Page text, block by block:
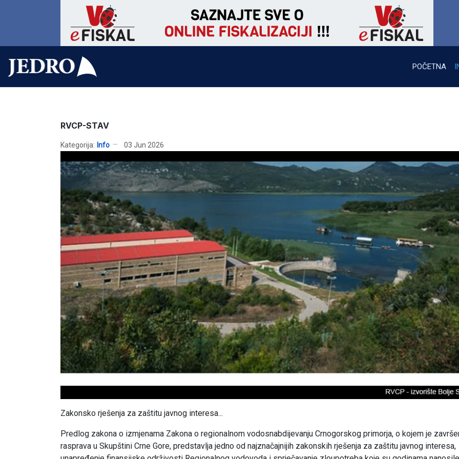
POČETNA
RVCP-STAV
Kategorija: Info 03 Jun 2026
Zakonsko rješenja za zaštitu javnog interesa...
Predlog zakona o izmjenama Zakona o regionalnom vodosnabdijevanju Crnogorskog primorja, o kojem je
rasprava u Skupštini Crne Gore, predstavlja jedno od najznačajnijih zakonskih rješenja za zaštitu javnog interesa,